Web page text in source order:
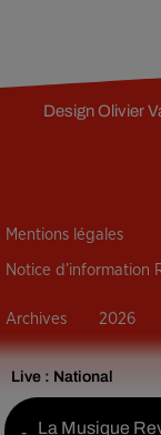
Live : National
La Musique
DesignOlivier
Mentions légales
Notice d’information
Archives 2026